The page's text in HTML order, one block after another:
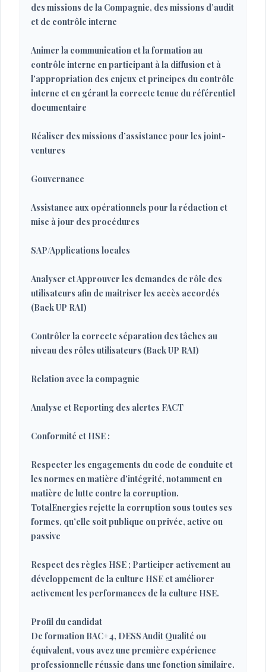
des missions de la Compagnie, des missions d’audit
et de contrôle interne
Animer la communication et la formation au
contrôle interne en participant à la diffusion et à
l’appropriation des enjeux et principes du contrôle
interne et en gérant la correcte tenue du référentiel
documentaire
Réaliser des missions d’assistance pour les joint-
ventures
Gouvernance
Assistance aux opérationnels pour la rédaction et
mise à jour des procédures
SAP/Applications locales
Analyser et Approuver les demandes de rôle des
utilisateurs afin de maitriser les accès accordés
(Back UP RAI)
Contrôler la correcte séparation des tâches au
niveau des rôles utilisateurs (Back UP RAI)
Relation avec la compagnie
Analyse et Reporting des alertes FACT
Conformité et HSE :
Respecter les engagements du code de conduite et
les normes en matière d’intégrité, notamment en
matière de lutte contre la corruption.
TotalEnergies rejette la corruption sous toutes ses
formes, qu’elle soit publique ou privée, active ou
passive
Respect des règles HSE ; Participer activement au
développement de la culture HSE et améliorer
activement les performances de la culture HSE.
Profil du candidat
De formation BAC+4, DESS Audit Qualité ou
équivalent, vous avez une première expérience
professionnelle réussie dans une fonction similaire.